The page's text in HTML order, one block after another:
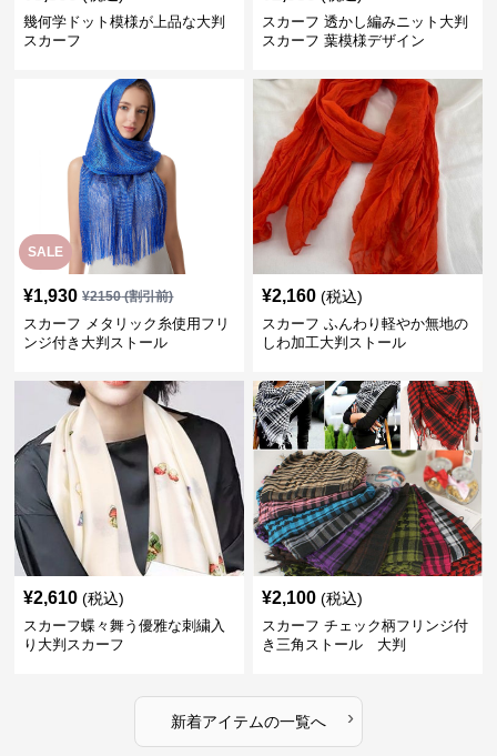
幾何学ドット模様が上品な大判
スカーフ
スカーフ 透かし編みニット大判
スカーフ 葉模様デザイン
SALE
¥1,930 ¥2150(割引前)
スカーフ メタリック糸使用フリ
ンジ付き大判ストール
¥2,160 (税込)
スカーフ ふんわり軽やか無地の
しわ加工大判ストール
¥2,610 (税込)
スカーフ蝶々舞う優雅な刺繍入
り大判スカーフ
¥2,100 (税込)
スカーフ チェック柄フリンジ付
き三角ストール 大判
新着アイテムの一覧へ ›